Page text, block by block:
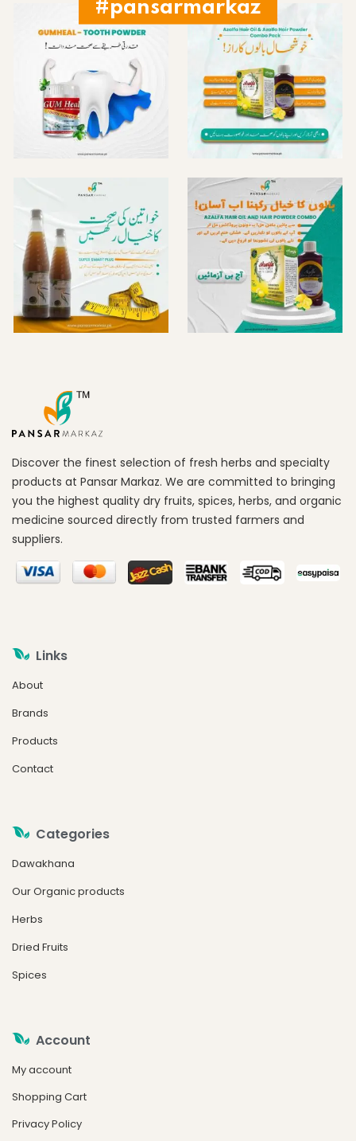
#pansarmarkaz
Discover the finest selection of fresh herbs and specialty
products at Pansar Markaz. We are committed to bringing
you the highest quality dry fruits, spices, herbs, and organic
medicine sourced directly from trusted farmers and
suppliers.
Links
About
Brands
Products
Contact
Categories
Dawakhana
Our Organic products
Herbs
Dried Fruits
Spices
Account
My account
Shopping Cart
Privacy Policy